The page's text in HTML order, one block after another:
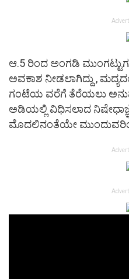
ಆ.5 ರಿಂದ ಅಂಗಡಿ
ಅವಕಾಶ ನೀಡಲಾಗಿದ್ದು ,
ಗಂಟೆಯ ವರೆಗೆ ತೆರೆಯಲು
ಅಡಿಯಲ್ಲಿ ವಿಧಿಸಲಾದ
ಮೊದಲಿನಂತೆಯೇ